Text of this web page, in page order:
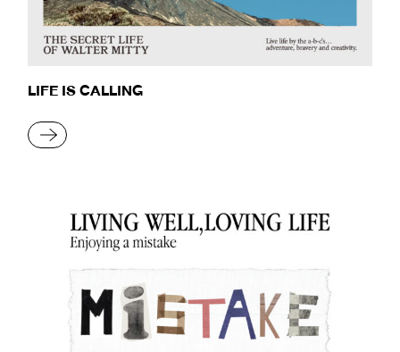
LIFE IS CALLING
READ MORE